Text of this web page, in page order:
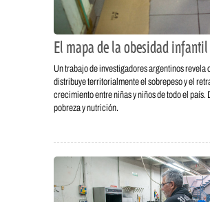
El mapa de la obesidad infantil
Un trabajo de investigadores argentinos revela
distribuye territorialmente el sobrepeso y el
crecimiento entre niñas y niños de todo el país.
pobreza y nutrición.